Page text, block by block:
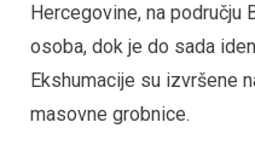
Hercegovine, na području
osoba, dok je do sada
Ekshumacije su izvršene
masovne grobnice.